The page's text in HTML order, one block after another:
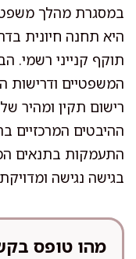
במסגרת מהלך
היא תחנה חיונית
תוקף קנייני רשמי.
המשפטיים
רישום תקין ומהיר
ההיבטים
התעמקות בתנאים
בגישה נגישה
מהו טופס